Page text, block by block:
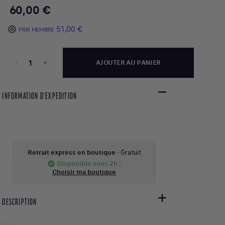
60,00 €
PRIX MEMBRE 51,00 €
- + AJOUTER AU PANIER
INFORMATION D'EXPEDITION
Retrait express en boutique - Gratuit
check_circle Disponible sous 2h :
Choisir ma boutique
DESCRIPTION